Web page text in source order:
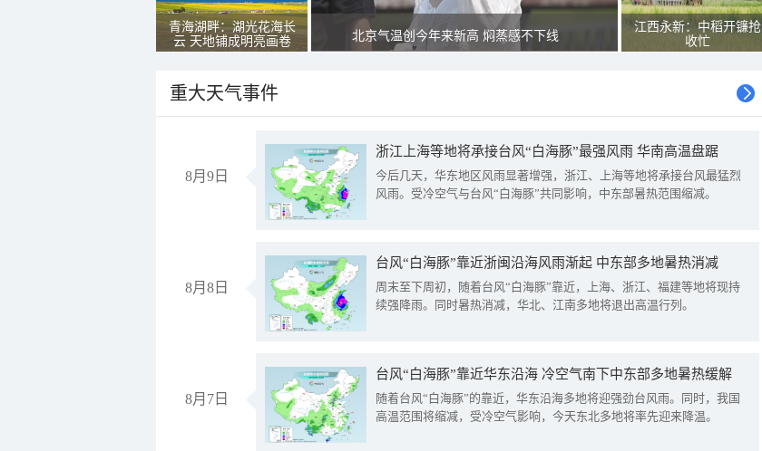
青海湖畔：湖光花海长
云 天地铺成明亮画卷
北京气温创今年来新高 焖蒸感不下线
江西永新：中稻开镰抢
收忙
重大天气事件
8月9日
浙江上海等地将承接台风“白海豚”最强风雨 华南高温盘踞
今后几天，华东地区风雨显著增强，浙江、上海等地将承接台风最猛烈
风雨。受冷空气与台风“白海豚”共同影响，中东部暑热范围缩减。
8月8日
台风“白海豚”靠近浙闽沿海风雨渐起 中东部多地暑热消减
周末至下周初，随着台风“白海豚”靠近，上海、浙江、福建等地将现持
续强降雨。同时暑热消减，华北、江南多地将退出高温行列。
8月7日
台风“白海豚”靠近华东沿海 冷空气南下中东部多地暑热缓解
随着台风“白海豚”的靠近，华东沿海多地将迎强劲台风雨。同时，我国
高温范围将缩减，受冷空气影响，今天东北多地将率先迎来降温。